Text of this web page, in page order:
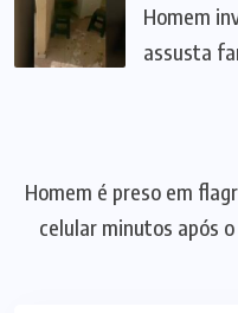
Homem
assusta
Homem é preso em
celular minutos após